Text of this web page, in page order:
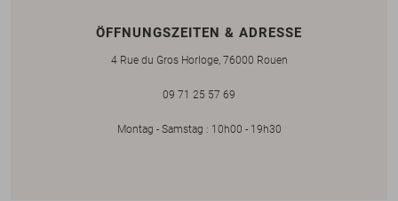
ÖFFNUNGSZEITEN & ADRESSE
4 Rue du Gros Horloge, 76000 Rouen
09 71 25 57 69
Montag - Samstag : 10h00 - 19h30